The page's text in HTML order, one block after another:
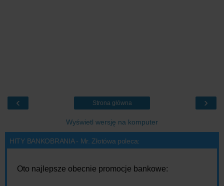
‹ ›
Strona główna
Wyświetl wersję na komputer
HITY BANKOBRANIA - Mr. Złotówa poleca:
Oto najlepsze obecnie promocje bankowe: